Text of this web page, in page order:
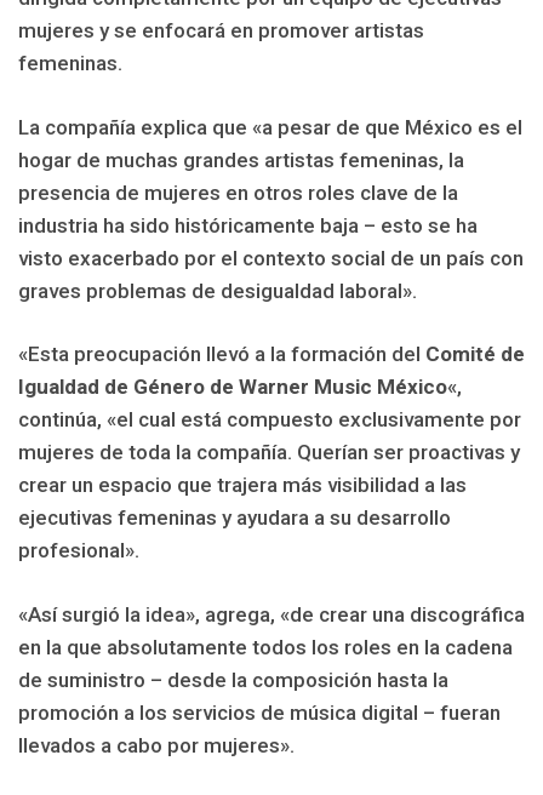
mujeres y se enfocará en promover artistas
femeninas.
La compañía explica que «a pesar de que México es el
hogar de muchas grandes artistas femeninas, la
presencia de mujeres en otros roles clave de la
industria ha sido históricamente baja – esto se ha
visto exacerbado por el contexto social de un país con
graves problemas de desigualdad laboral».
«Esta preocupación llevó a la formación del Comité de
Igualdad de Género de Warner Music México«,
continúa, «el cual está compuesto exclusivamente por
mujeres de toda la compañía. Querían ser proactivas y
crear un espacio que trajera más visibilidad a las
ejecutivas femeninas y ayudara a su desarrollo
profesional».
«Así surgió la idea», agrega, «de crear una discográfica
en la que absolutamente todos los roles en la cadena
de suministro – desde la composición hasta la
promoción a los servicios de música digital – fueran
llevados a cabo por mujeres».